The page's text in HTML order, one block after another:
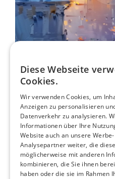
Diese Webseite
Cookies.
Wir verwenden Cookies, um
Anzeigen zu personalisieren
Datenverkehr zu analysieren.
Informationen über Ihre
Website auch an unsere
Analysepartner weiter, die diese
möglicherweise mit anderen
kombinieren, die Sie ihnen
haben oder die sie im Rahmen